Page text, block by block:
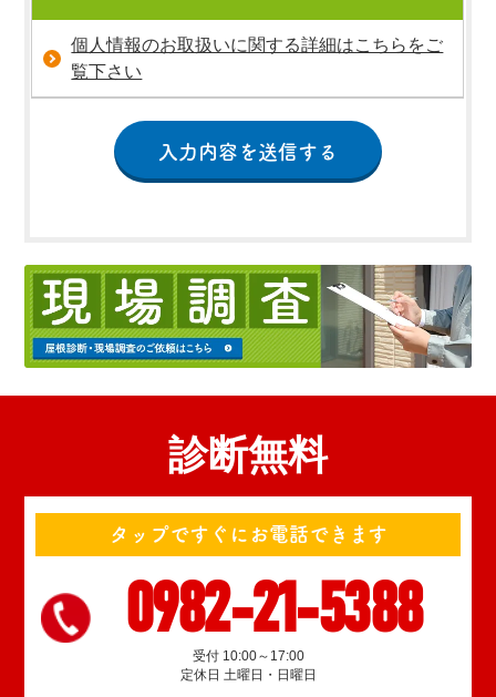
個人情報のお取扱いに関する詳細はこちらをご
覧下さい
診断無料
タップですぐにお電話できます
0982-21-5388
受付 10:00～17:00
定休日 土曜日・日曜日